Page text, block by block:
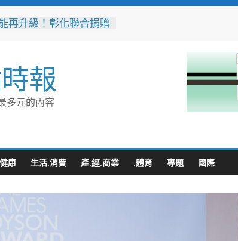
再升級！彰化聯合捐贈
土 公私協力打造宜居
現軌道經濟願景
職教育再攀高峰！ 全
賽勇奪23面獎牌
參選人魏平政彰化造
利超越六都承接王惠美
級
報
多元的內容
康 生活.消費 產.經.商業 .體育 專題 國際